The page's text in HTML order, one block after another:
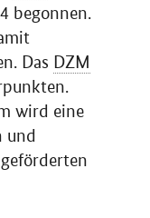
begonnen.
Das DZM
wird eine
und